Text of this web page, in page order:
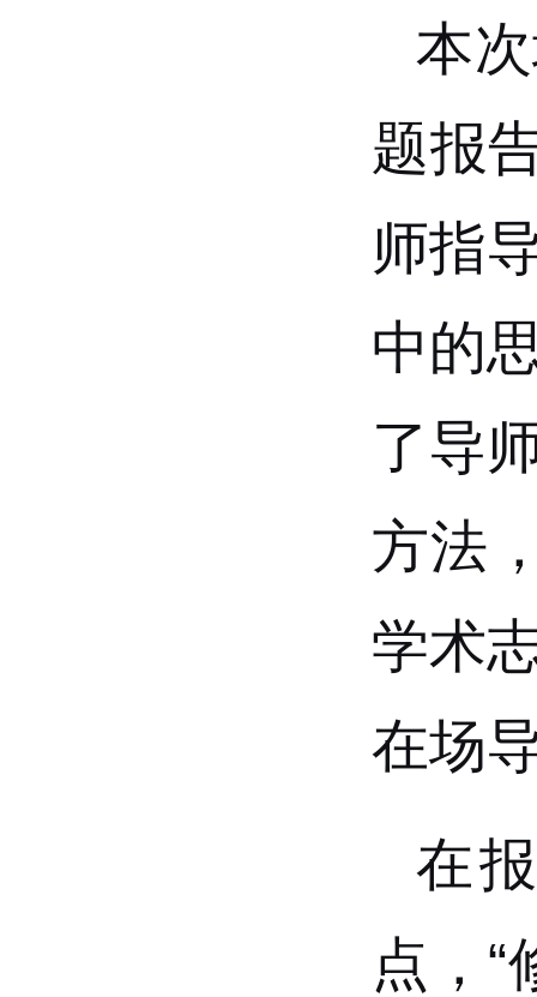
本
题报
师指
中的
了导
方法
学术
在场
在
点，